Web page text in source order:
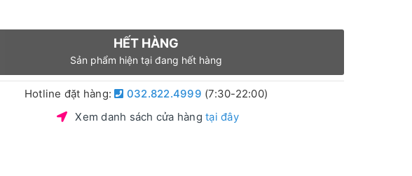
HẾT HÀNG
Sản phẩm hiện tại đang hết hàng
Hotline đặt hàng: 032.822.4999 (7:30-22:00)
Xem danh sách cửa hàngtại đây